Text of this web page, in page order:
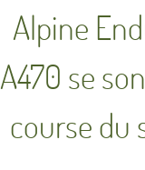
Alpine
A470 se
course du